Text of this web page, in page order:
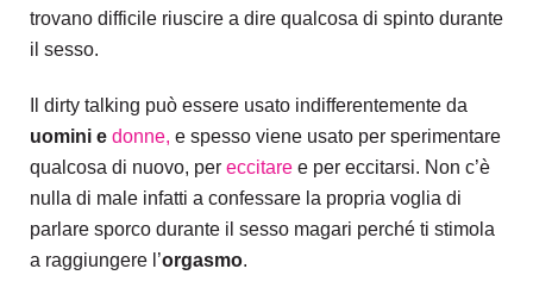
trovano difficile riuscire a dire qualcosa di spinto durante
il sesso.
Il dirty talking può essere usato indifferentemente da
uomini e donne, e spesso viene usato per sperimentare
qualcosa di nuovo, per eccitare e per eccitarsi. Non c’è
nulla di male infatti a confessare la propria voglia di
parlare sporco durante il sesso magari perché ti stimola
a raggiungere l’orgasmo.